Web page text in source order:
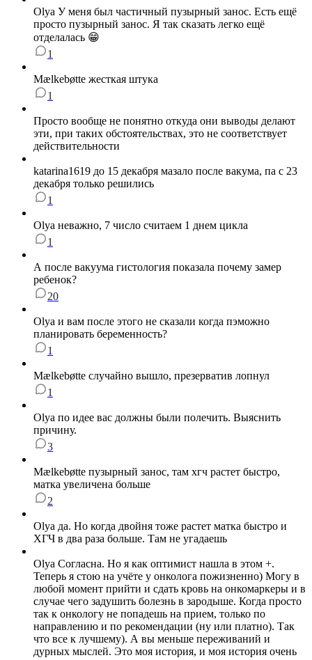
Olya У меня был частичный пузырный занос. Есть ещё
просто пузырный занос. Я так сказать легко ещё
отделалась 😁
1
Мælkebøtte жесткая штука
1
Просто вообще не понятно откуда они выводы делают
эти, при таких обстоятельствах, это не соответствует
действительности
katarina1619 до 15 декабря мазало после вакума, па с 23
декабря только решились
1
Olya неважно, 7 число считаем 1 днем цикла
1
А после вакуума гистология показала почему замер
ребенок?
20
Olya и вам после этого не сказали когда пэможно
планировать беременность?
1
Мælkebøtte случайно вышло, презерватив лопнул
1
Olya по идее вас должны были полечить. Выяснить
причину.
3
Мælkebøtte пузырный занос, там хгч растет быстро,
матка увеличена больше
2
Olya да. Но когда двойня тоже растет матка быстро и
ХГЧ в два раза больше. Там не угадаешь
Olya Согласна. Но я как оптимист нашла в этом +.
Теперь я стою на учёте у онколога пожизненно) Могу в
любой момент прийти и сдать кровь на онкомаркеры и в
случае чего задушить болезнь в зародыше. Когда просто
так к онкологу не попадешь на прием, только по
направлению и по рекомендации (ну или платно). Так
что все к лучшему). А вы меньше переживаний и
дурных мыслей. Это моя история, и моя история очень